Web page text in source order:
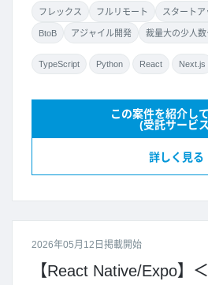
フレックス フルリモート スタートア
BtoB アジャイル開発 裁量大の少人数
TypeScript Python React Next.js
詳しく見る
この案件を紹介し
(受託サービ
2026年05月12日掲載開始
【React Native/Expo】